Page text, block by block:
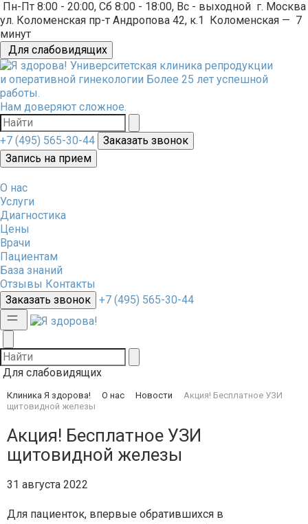
Пн-Пт 8:00 - 20:00, Сб 8:00 - 18:00, Вс - выходной г. Москва
ул. Коломенская пр-т Андропова 42, к.1 Коломенская — 7
минут
Для слабовидящих
Университетская клиника репродукции
и оперативной гинекологии Более 25 лет успешной
работы.
Нам доверяют сложное.
+7 (495) 565-30-44
Заказать звонок
Запись на прием
О нас
Услуги
Диагностика
Цены
Врачи
Пациентам
База знаний
Отзывы Контакты
Заказать звонок
+7 (495) 565-30-44
Для слабовидящих
Клиника Я здорова! О нас Новости
Акция! Бесплатное УЗИ
щитовидной железы
Акция! Бесплатное УЗИ
щитовидной железы
31 августа 2022
Для пациенток, впервые обратившихся в